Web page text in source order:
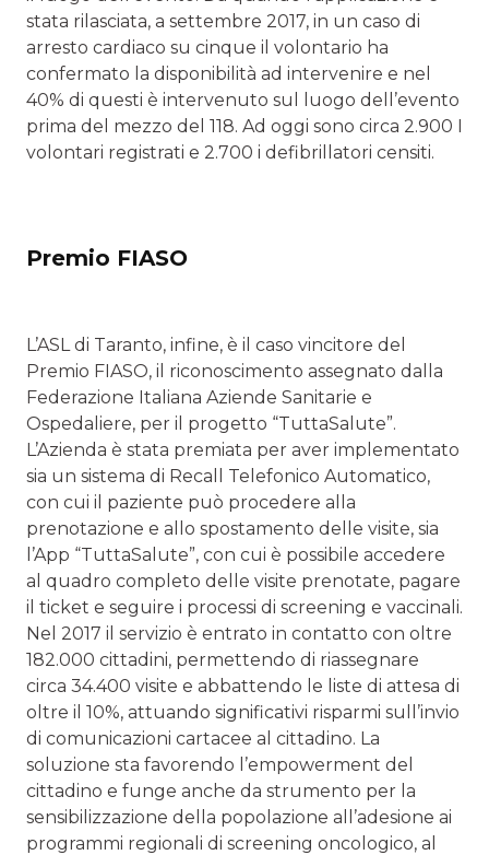
stata rilasciata, a settembre 2017, in un caso di
arresto cardiaco su cinque il volontario ha
confermato la disponibilità ad intervenire e nel
40% di questi è intervenuto sul luogo dell’evento
prima del mezzo del 118. Ad oggi sono circa 2.900 I
volontari registrati e 2.700 i defibrillatori censiti.
Premio FIASO
L’ASL di Taranto, infine, è il caso vincitore del
Premio FIASO, il riconoscimento assegnato dalla
Federazione Italiana Aziende Sanitarie e
Ospedaliere, per il progetto “TuttaSalute”.
L’Azienda è stata premiata per aver implementato
sia un sistema di Recall Telefonico Automatico,
con cui il paziente può procedere alla
prenotazione e allo spostamento delle visite, sia
l’App “TuttaSalute”, con cui è possibile accedere
al quadro completo delle visite prenotate, pagare
il ticket e seguire i processi di screening e vaccinali.
Nel 2017 il servizio è entrato in contatto con oltre
182.000 cittadini, permettendo di riassegnare
circa 34.400 visite e abbattendo le liste di attesa di
oltre il 10%, attuando significativi risparmi sull’invio
di comunicazioni cartacee al cittadino. La
soluzione sta favorendo l’empowerment del
cittadino e funge anche da strumento per la
sensibilizzazione della popolazione all’adesione ai
programmi regionali di screening oncologico, al